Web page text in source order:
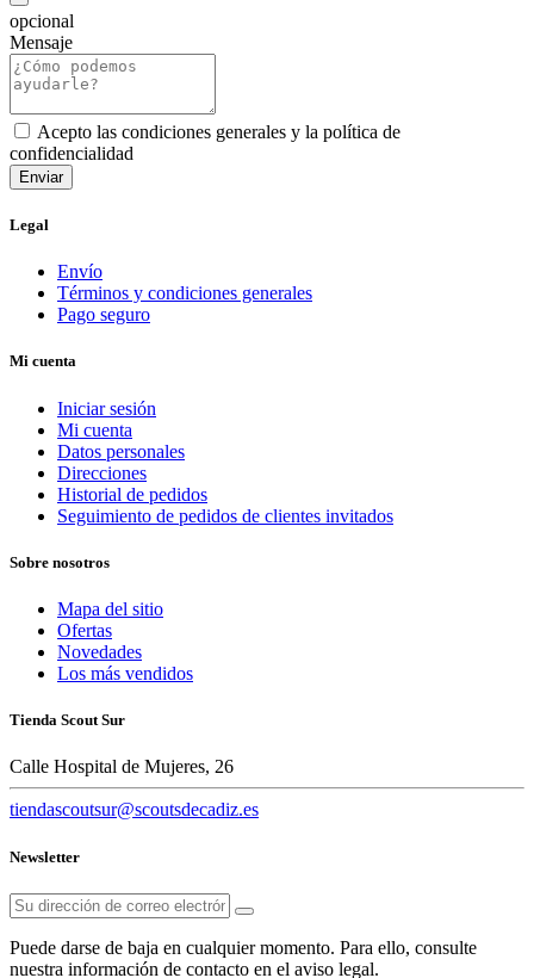
opcional
Mensaje
Acepto las condiciones generales y la política de
confidencialidad
Legal
Envío
Términos y condiciones generales
Pago seguro
Mi cuenta
Iniciar sesión
Mi cuenta
Datos personales
Direcciones
Historial de pedidos
Seguimiento de pedidos de clientes invitados
Sobre nosotros
Mapa del sitio
Ofertas
Novedades
Los más vendidos
Tienda Scout Sur
Calle Hospital de Mujeres, 26
tiendascoutsur@scoutsdecadiz.es
Newsletter
Puede darse de baja en cualquier momento. Para ello, consulte
nuestra información de contacto en el aviso legal.